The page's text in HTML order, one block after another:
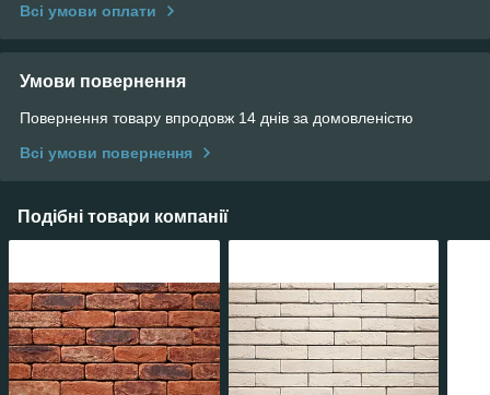
Всі умови оплати
Умови повернення
Повернення товару впродовж 14 днів за домовленістю
Всі умови повернення
Подібні товари компанії